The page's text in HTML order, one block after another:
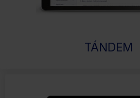
TÁNDEM